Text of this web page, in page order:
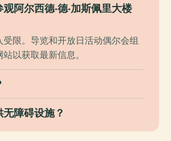
阿尔西德·德·加斯佩里大楼
限。导览和开放日活动偶尔会组
以获取最新信息。
障碍设施？